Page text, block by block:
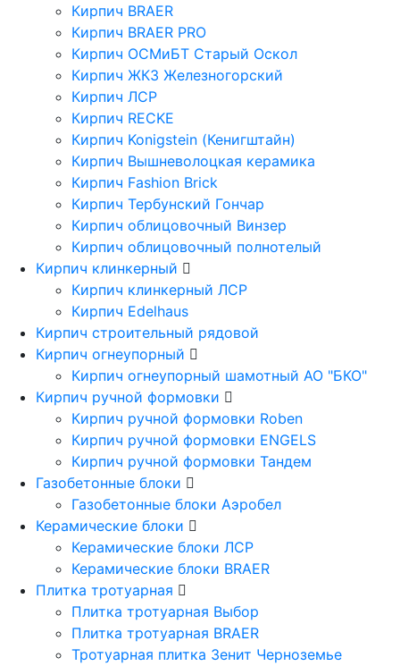
Кирпич BRAER
Кирпич BRAER PRO
Кирпич ОСМиБТ Старый Оскол
Кирпич ЖКЗ Железногорский
Кирпич ЛСР
Кирпич RECKE
Кирпич Konigstein (Кенигштайн)
Кирпич Вышневолоцкая керамика
Кирпич Fashion Brick
Кирпич Тербунский Гончар
Кирпич облицовочный Винзер
Кирпич облицовочный полнотелый
Кирпич клинкерный
Кирпич клинкерный ЛСР
Кирпич Edelhaus
Кирпич строительный рядовой
Кирпич огнеупорный
Кирпич огнеупорный шамотный АО "БКО"
Кирпич ручной формовки
Кирпич ручной формовки Roben
Кирпич ручной формовки ENGELS
Кирпич ручной формовки Тандем
Газобетонные блоки
Газобетонные блоки Аэробел
Керамические блоки
Керамические блоки ЛСР
Керамические блоки BRAER
Плитка тротуарная
Плитка тротуарная Выбор
Плитка тротуарная BRAER
Тротуарная плитка Зенит Черноземье